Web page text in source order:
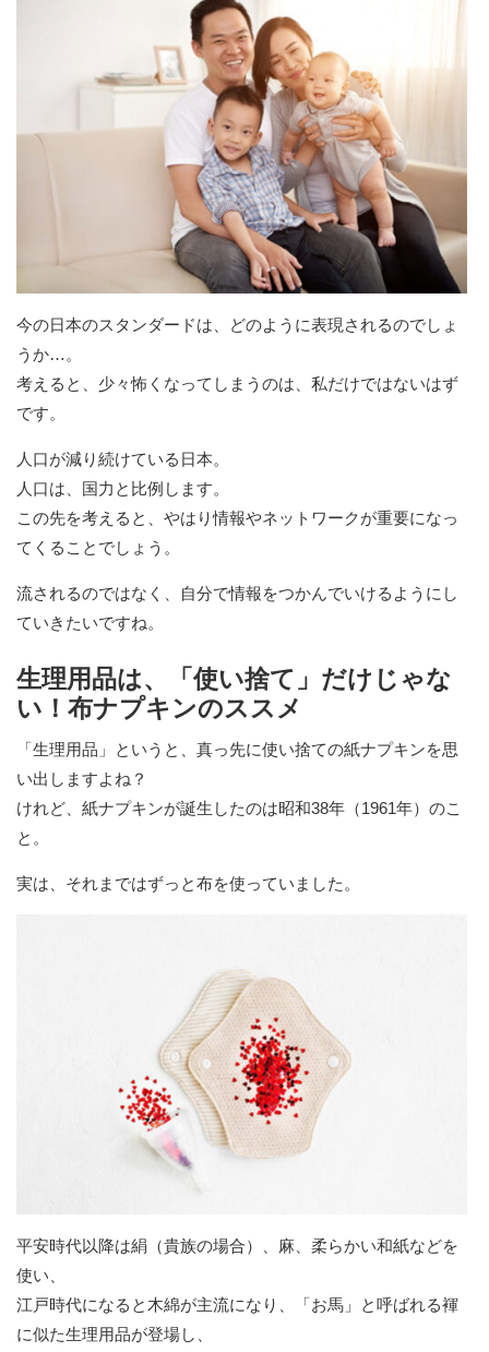
今の日本のスタンダードは、どのように表現されるのでしょ
うか…。
考えると、少々怖くなってしまうのは、私だけではないはず
です。
人口が減り続けている日本。
人口は、国力と比例します。
この先を考えると、やはり情報やネットワークが重要になっ
てくることでしょう。
流されるのではなく、自分で情報をつかんでいけるようにし
ていきたいですね。
生理用品は、「使い捨て」だけじゃな
い！布ナプキンのススメ
「生理用品」というと、真っ先に使い捨ての紙ナプキンを思
い出しますよね？
けれど、紙ナプキンが誕生したのは昭和38年（1961年）のこ
と。
実は、それまではずっと布を使っていました。
平安時代以降は絹（貴族の場合）、麻、柔らかい和紙などを
使い、
江戸時代になると木綿が主流になり、「お馬」と呼ばれる褌
に似た生理用品が登場し、